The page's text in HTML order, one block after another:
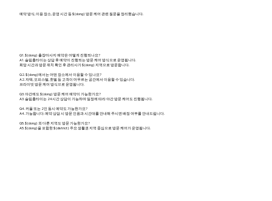
예약 방식, 이용 장소, 운영 시간 등 ${dong} 방문 케어 관련 질문을 정리했습니다.
Q1. ${dong} 출장마사지 예약은 어떻게 진행되나요?
A1. 슬림홈타이는 상담 후 예약이 진행되는 방문 케어 방식으로 운영됩니다.
희망 시간과 방문 위치 확인 후 관리사가 ${dong} 지역으로 방문합니다.
Q2. ${dong}에서는 어떤 장소에서 이용할 수 있나요?
A2. 자택, 오피스텔, 호텔 등 고객이 머무르는 공간에서 이용할 수 있습니다.
프라이빗 방문 케어 방식으로 운영됩니다.
Q3. 야간에도 ${dong} 방문 케어 예약이 가능한가요?
A3. 슬림홈타이는 24시간 상담이 가능하며 일정에 따라 야간 방문 케어도 진행됩니다.
Q4. 커플 또는 2인 동시 예약도 가능한가요?
A4. 가능합니다. 예약 상담 시 방문 인원과 시간대를 안내해 주시면 배정 여부를 안내드립니다.
Q5. ${dong} 외 다른 지역도 방문 가능한가요?
A5. ${dong}을 포함한 ${district} 주요 생활권 지역 중심으로 방문 케어가 운영됩니다.